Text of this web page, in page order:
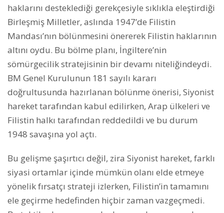
haklarını desteklediği gerekçesiyle sıklıkla eleştirdiği
Birleşmiş Milletler, aslında 1947’de Filistin
Mandası’nın bölünmesini önererek Filistin haklarının
altını oydu. Bu bölme planı, İngiltere’nin
sömürgecilik stratejisinin bir devamı niteliğindeydi.
BM Genel Kurulunun 181 sayılı kararı
doğrultusunda hazırlanan bölünme önerisi, Siyonist
hareket tarafından kabul edilirken, Arap ülkeleri ve
Filistin halkı tarafından reddedildi ve bu durum
1948 savaşına yol açtı.
Bu gelişme şaşırtıcı değil, zira Siyonist hareket, farklı
siyasi ortamlar içinde mümkün olanı elde etmeye
yönelik fırsatçı strateji izlerken, Filistin’in tamamını
ele geçirme hedefinden hiçbir zaman vazgeçmedi.